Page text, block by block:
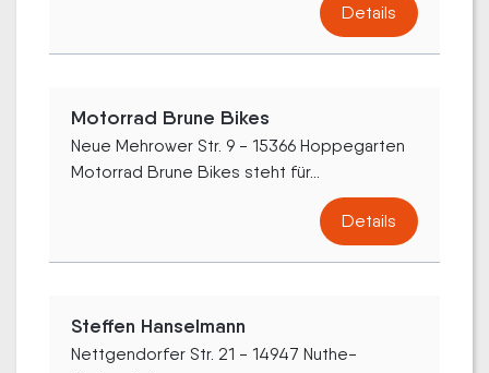
Details
Motorrad Brune Bikes
Neue Mehrower Str. 9 - 15366 Hoppegarten
Motorrad Brune Bikes steht für...
Details
Steffen Hanselmann
Nettgendorfer Str. 21 - 14947 Nuthe-